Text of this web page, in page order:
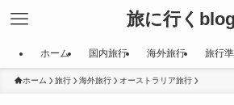
旅に行くblog
ホーム 国内旅行 海外旅行 旅行
ホーム 旅行 海外旅行 オーストラリア旅行